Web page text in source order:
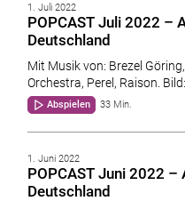
1. Juli 2022
POPCAST Juli 2022 –
Deutschland
Mit Musik von: Brezel
Orchestra, Perel, Raison.
Abspielen 33 Min.
1. Juni 2022
POPCAST Juni 2022
Deutschland